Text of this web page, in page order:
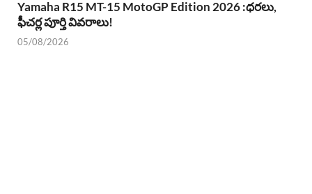
Yamaha R15 MT-15 MotoGP Edition 2026 :ధరలు,
ఫీచర్ల పూర్తి వివరాలు!
05/08/2026